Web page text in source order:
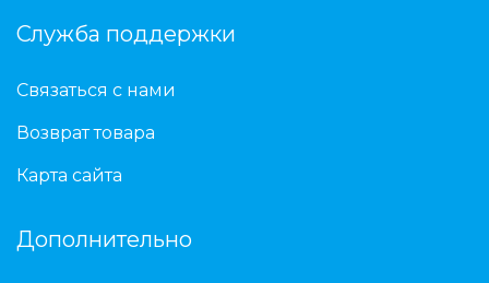
Служба поддержки
Связаться с нами
Возврат товара
Карта сайта
Дополнительно